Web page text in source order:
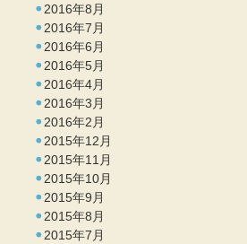
2016年8月
2016年7月
2016年6月
2016年5月
2016年4月
2016年3月
2016年2月
2015年12月
2015年11月
2015年10月
2015年9月
2015年8月
2015年7月